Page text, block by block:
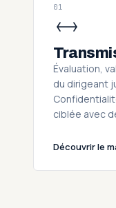
01
Évaluation,
du dirigeant
ciblée avec
Découvrir le